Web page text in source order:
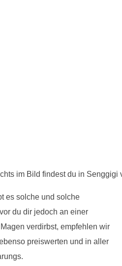
im Bild findest du in Senggigi
es solche und solche
du dir jedoch an einer
verdirbst, empfehlen wir
preiswerten und in aller